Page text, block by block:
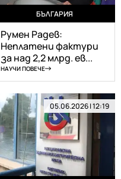
БЪЛГАРИЯ
Румен Радев:
Неплатени фактури
за над 2,2 млрд. ев...
НАУЧИ ПОВЕЧЕ
05.06.2026 | 12:19